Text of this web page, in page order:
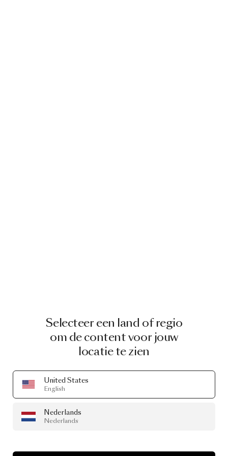
Selecteer een land of regio
om de content voor jouw
locatie te zien
United States
English
Nederlands
Nederlands